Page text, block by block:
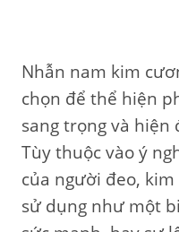
Nhẫn nam kim
chọn để thể hiện
sang trọng và hiện
Tùy thuộc vào ý
của người đeo,
sử dụng như một